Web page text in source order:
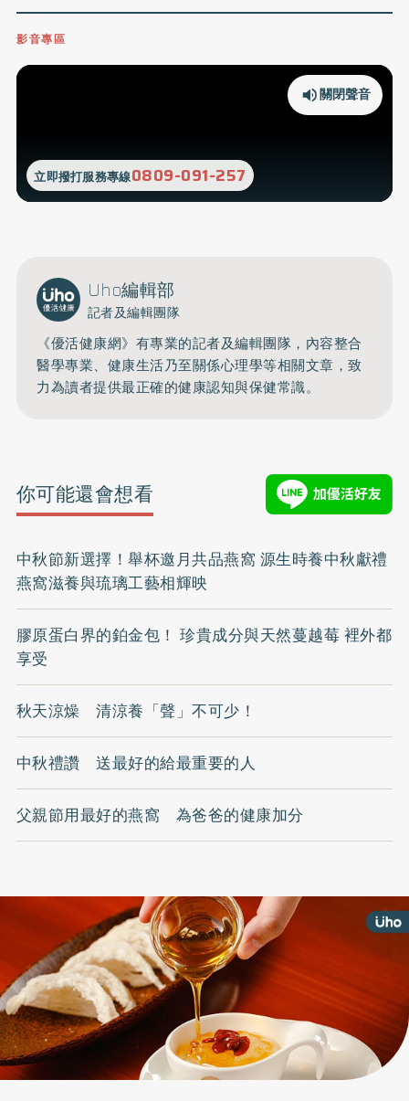
影音專區
立即撥打服務專線0809-091-257
關閉聲音
Uho編輯部
記者及編輯團隊
《優活健康網》有專業的記者及編輯團隊，內容整合
醫學專業、健康生活乃至關係心理學等相關文章，致
力為讀者提供最正確的健康認知與保健常識。
你可能還會想看
中秋節新選擇！舉杯邀月共品燕窩 源生時養中秋獻禮
燕窩滋養與琉璃工藝相輝映
膠原蛋白界的鉑金包！ 珍貴成分與天然蔓越莓 裡外都
享受
秋天涼燥 清涼養「聲」不可少！
中秋禮讚 送最好的給最重要的人
父親節用最好的燕窩 為爸爸的健康加分